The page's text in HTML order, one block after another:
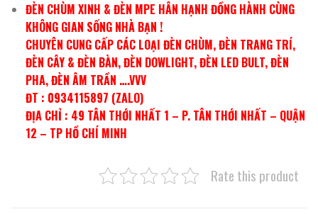
ĐÈN CHÙM XINH & ĐÈN MPE HÂN HẠNH ĐỒNG HÀNH CÙNG
KHÔNG GIAN SỐNG NHÀ BẠN !
CHUYÊN CUNG CẤP CÁC LOẠI ĐÈN CHÙM, ĐÈN TRANG TRÍ,
ĐÈN CÂY & ĐÈN BÀN, ĐÈN DOWLIGHT, ĐÈN LED BULT, ĐÈN
PHA, ĐÈN ÂM TRẦN ….VVV
ĐT : 0934115897 (ZALO)
ĐỊA CHỈ : 49 TÂN THỚI NHẤT 1 – P. TÂN THỚI NHẤT – QUẬN
12 – TP HỒ CHÍ MINH
Rate this product